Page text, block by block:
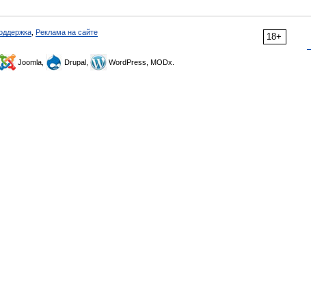
18+
Реклама на сайте
Joomla, Drupal, WordPress, MODx.